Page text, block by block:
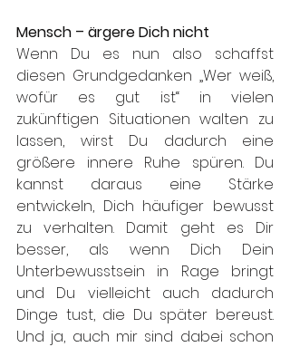
Mensch – ärgere Dich nicht
Wenn Du es nun also schaffst
diesen Grundgedanken „Wer weiß,
wofür es gut ist“ in vielen
zukünftigen Situationen walten zu
lassen, wirst Du dadurch eine
größere innere Ruhe spüren. Du
kannst daraus eine Stärke
entwickeln, Dich häufiger bewusst
zu verhalten. Damit geht es Dir
besser, als wenn Dich Dein
Unterbewusstsein in Rage bringt
und Du vielleicht auch dadurch
Dinge tust, die Du später bereust.
Und ja, auch mir sind dabei schon